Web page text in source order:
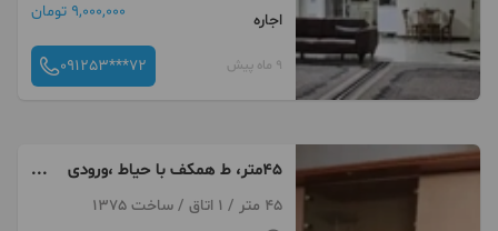
اجاره 9,000,000 تومان
9 ماه پیش 091253***72
45متر، ط همکف با حیاط ،ورودی
مستقل وجای پارک موتور
45 متر / 1 اتاق / ساخت 1375